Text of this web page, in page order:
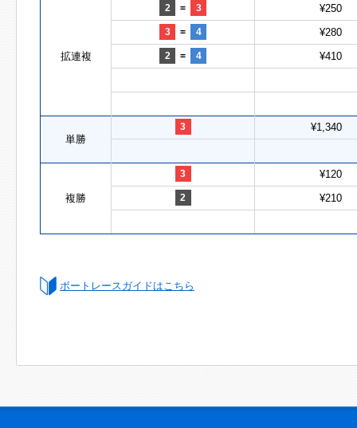
拡連複
2 = 3 ¥250
3 = 4 ¥280
2 = 4 ¥410
単勝
3 ¥1,340
複勝
3 ¥120
2 ¥210
ボートレースガイドはこちら